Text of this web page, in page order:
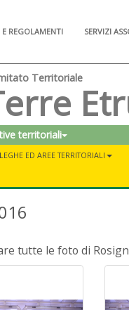
REGOLAMENTI SERVIZI
Territoriale
territoriali
LEGHE ED AREE TERRITORIALI
tutte le foto di